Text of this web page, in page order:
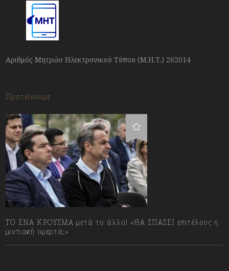
Αριθμός Μητρώο Ηλεκτρονικού Τύπου (Μ.Η.Τ.) 262014
Προτείνουμε
ΤΟ ΕΝΑ ΚΡΟΥΣΜΑ μετά το άλλο! «ΘΑ ΣΠΑΣΕΙ επιτέλους η
μιντιακή ομερτά;»